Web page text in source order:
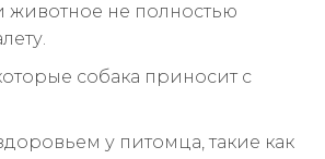
животное не полностью
собака приносит с
у питомца, такие как